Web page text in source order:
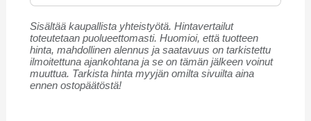
Sisältää kaupallista yhteistyötä. Hintavertailut
toteutetaan puolueettomasti. Huomioi, että tuotteen
hinta, mahdollinen alennus ja saatavuus on tarkistettu
ilmoitettuna ajankohtana ja se on tämän jälkeen voinut
muuttua. Tarkista hinta myyjän omilta sivuilta aina
ennen ostopäätöstä!